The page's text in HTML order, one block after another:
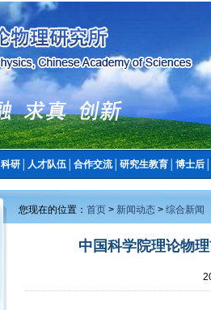
科研 人才队伍 合作交流│ 研究生教育 博士后
您现在的位置： 首页 > 新闻动态 > 综合新闻
中国科学院理论物